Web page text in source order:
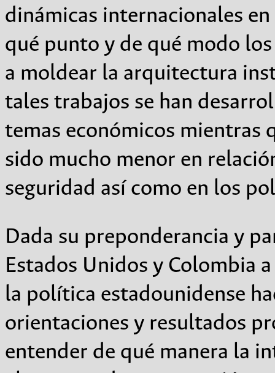
dinámicas internacionales
qué punto y de qué modo
a moldear la arquitectura
tales trabajos se han
temas económicos mientras
sido mucho menor en
seguridad así como en los
Dada su preponderancia y
Estados Unidos y Colombia
la política estadounidense
orientaciones y resultados
entender de qué manera la